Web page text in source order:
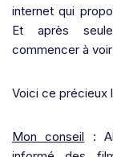
internet qui
Et après
commencer à
Voici ce précieux
Mon conseil :